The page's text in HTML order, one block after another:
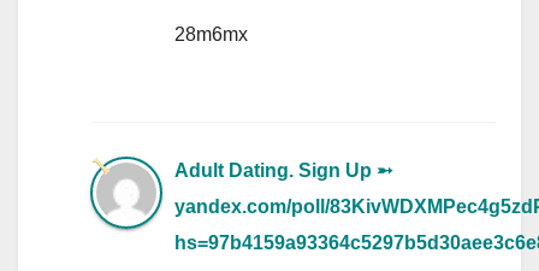
28m6mx
Adult Dating. Sign Up ➵
yandex.com/poll/